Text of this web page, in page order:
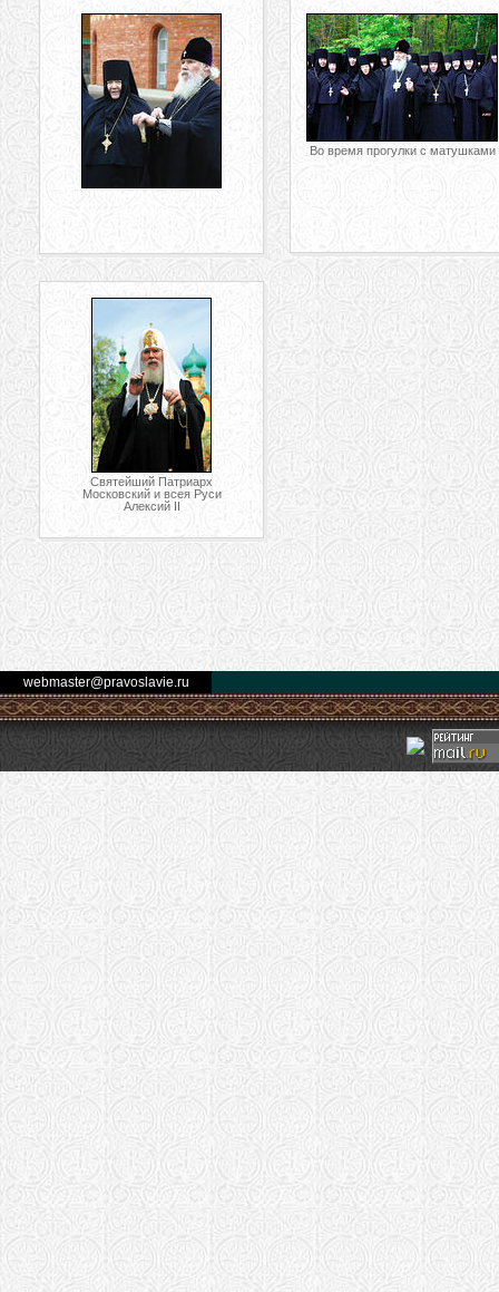
Во время прогулки с матушками
Святейший Патриарх
Московский и всея Руси
Алексий II
webmaster@pravoslavie.ru